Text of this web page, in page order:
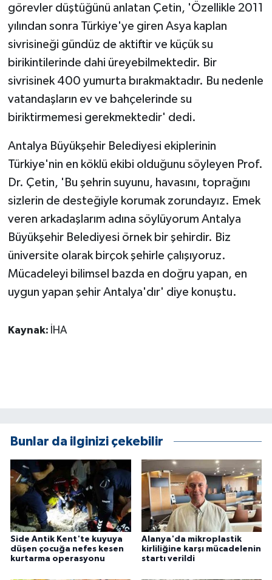
görevler düştüğünü anlatan Çetin, 'Özellikle 2011
yılından sonra Türkiye'ye giren Asya kaplan
sivrisineği gündüz de aktiftir ve küçük su
birikintilerinde dahi üreyebilmektedir. Bir
sivrisinek 400 yumurta bırakmaktadır. Bu nedenle
vatandaşların ev ve bahçelerinde su
biriktirmemesi gerekmektedir' dedi.
Antalya Büyükşehir Belediyesi ekiplerinin
Türkiye'nin en köklü ekibi olduğunu söyleyen Prof.
Dr. Çetin, 'Bu şehrin suyunu, havasını, toprağını
sizlerin de desteğiyle korumak zorundayız. Emek
veren arkadaşlarım adına söylüyorum Antalya
Büyükşehir Belediyesi örnek bir şehirdir. Biz
üniversite olarak birçok şehirle çalışıyoruz.
Mücadeleyi bilimsel bazda en doğru yapan, en
uygun yapan şehir Antalya'dır' diye konuştu.
Kaynak: İHA
Bunlar da ilginizi çekebilir
Side Antik Kent'te kuyuya
düşen çocuğa nefes kesen
kurtarma operasyonu
Alanya'da mikroplastik
kirliliğine karşı mücadelenin
startı verildi